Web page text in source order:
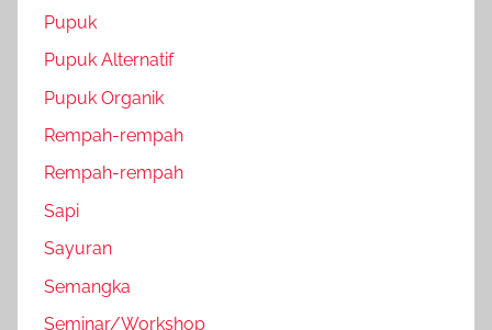
Pupuk
Pupuk Alternatif
Pupuk Organik
Rempah-rempah
Rempah-rempah
Sapi
Sayuran
Semangka
Seminar/Workshop